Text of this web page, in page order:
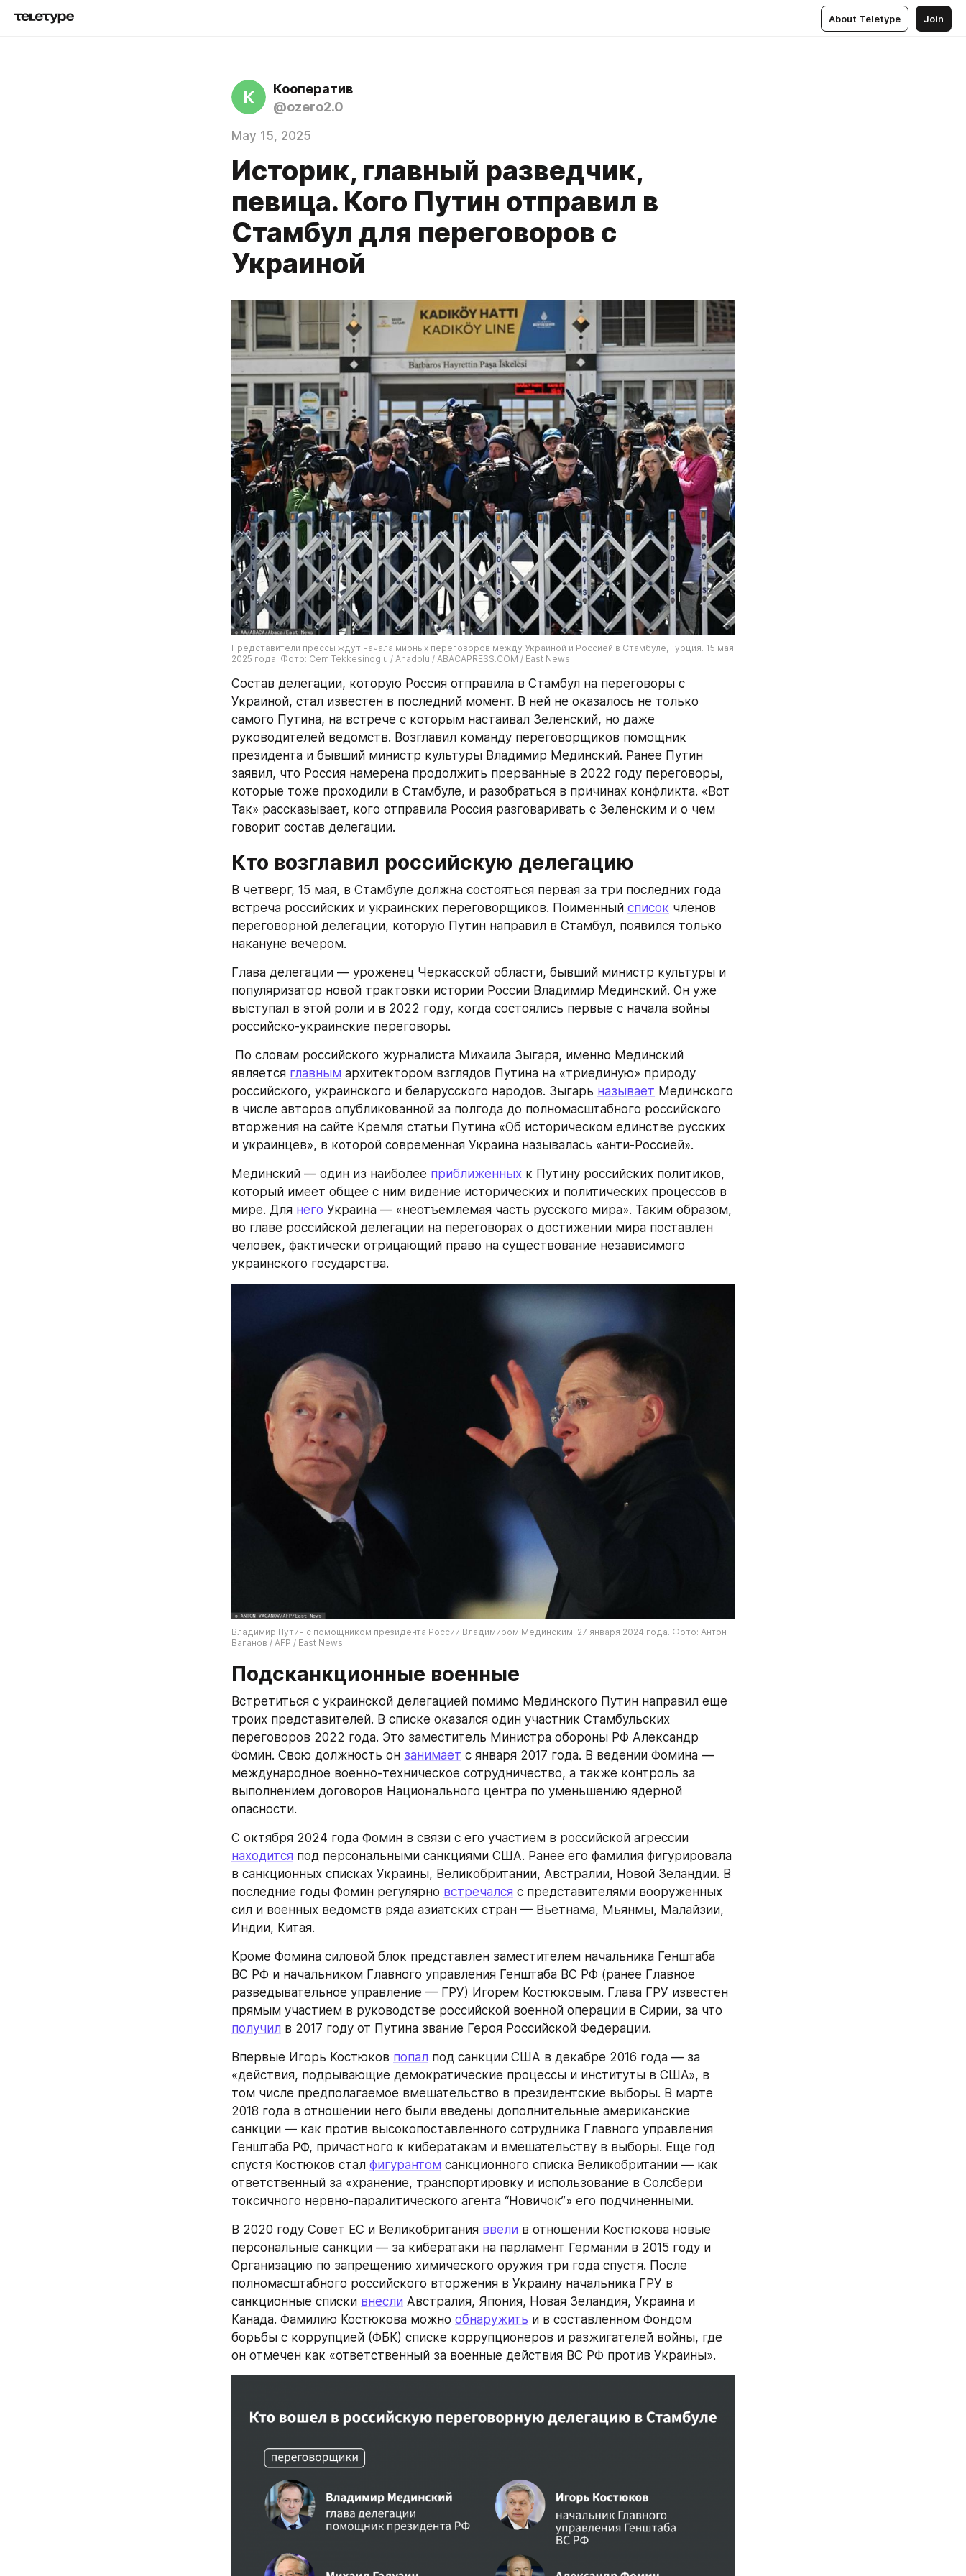
About Teletype Join
К
Кооператив
@ozero2.0
May 15, 2025
Историк, главный разведчик,
певица. Кого Путин отправил в
Стамбул для переговоров с
Украиной
Представители прессы ждут начала мирных переговоров между Украиной и Россией в Стамбуле, Турция. 15 мая
2025 года. Фото: Cem Tekkesinoglu / Anadolu / ABACAPRESS.COM / East News
Состав делегации, которую Россия отправила в Стамбул на переговоры с
Украиной, стал известен в последний момент. В ней не оказалось не только
самого Путина, на встрече с которым настаивал Зеленский, но даже
руководителей ведомств. Возглавил команду переговорщиков помощник
президента и бывший министр культуры Владимир Мединский. Ранее Путин
заявил, что Россия намерена продолжить прерванные в 2022 году переговоры,
которые тоже проходили в Стамбуле, и разобраться в причинах конфликта. «Вот
Так» рассказывает, кого отправила Россия разговаривать с Зеленским и о чем
говорит состав делегации.
Кто возглавил российскую делегацию
В четверг, 15 мая, в Стамбуле должна состояться первая за три последних года
встреча российских и украинских переговорщиков. Поименный список членов
переговорной делегации, которую Путин направил в Стамбул, появился только
накануне вечером.
Глава делегации — уроженец Черкасской области, бывший министр культуры и
популяризатор новой трактовки истории России Владимир Мединский. Он уже
выступал в этой роли и в 2022 году, когда состоялись первые с начала войны
российско-украинские переговоры.
является главным архитектором взглядов Путина на «триединую» природу
российского, украинского и беларусского народов. Зыгарь называет Мединского
в числе авторов опубликованной за полгода до полномасштабного российского
вторжения на сайте Кремля статьи Путина «Об историческом единстве русских
и украинцев», в которой современная Украина называлась «анти-Россией».
Мединский — один из наиболее приближенных к Путину российских политиков,
который имеет общее с ним видение исторических и политических процессов в
мире. Для него Украина — «неотъемлемая часть русского мира». Таким образом,
во главе российской делегации на переговорах о достижении мира поставлен
человек, фактически отрицающий право на существование независимого
украинского государства.
Владимир Путин с помощником президента России Владимиром Мединским. 27 января 2024 года. Фото: Антон
Ваганов / AFP / East News
Подсканкционные военные
Встретиться с украинской делегацией помимо Мединского Путин направил еще
троих представителей. В списке оказался один участник Стамбульских
переговоров 2022 года. Это заместитель Министра обороны РФ Александр
Фомин. Свою должность он занимает с января 2017 года. В ведении Фомина —
международное военно-техническое сотрудничество, а также контроль за
выполнением договоров Национального центра по уменьшению ядерной
опасности.
находится под персональными санкциями США. Ранее его фамилия фигурировала
в санкционных списках Украины, Великобритании, Австралии, Новой Зеландии. В
последние годы Фомин регулярно встречался с представителями вооруженных
сил и военных ведомств ряда азиатских стран — Вьетнама, Мьянмы, Малайзии,
Индии, Китая.
Кроме Фомина силовой блок представлен заместителем начальника Генштаба
ВС РФ и начальником Главного управления Генштаба ВС РФ (ранее Главное
разведывательное управление — ГРУ) Игорем Костюковым. Глава ГРУ известен
получил в 2017 году от Путина звание Героя Российской Федерации.
Впервые Игорь Костюков попал под санкции США в декабре 2016 года — за
«действия, подрывающие демократические процессы и институты в США», в
том числе предполагаемое вмешательство в президентские выборы. В марте
2018 года в отношении него были введены дополнительные американские
санкции — как против высокопоставленного сотрудника Главного управления
Генштаба РФ, причастного к кибератакам и вмешательству в выборы. Еще год
спустя Костюков стал фигурантом санкционного списка Великобритании — как
ответственный за «хранение, транспортировку и использование в Солсбери
токсичного нервно-паралитического агента “Новичок”» его подчиненными.
В 2020 году Совет ЕС и Великобритания ввели в отношении Костюкова новые
персональные санкции — за кибератаки на парламент Германии в 2015 году и
Организацию по запрещению химического оружия три года спустя. После
полномасштабного российского вторжения в Украину начальника ГРУ в
санкционные списки внесли Австралия, Япония, Новая Зеландия, Украина и
Канада. Фамилию Костюкова можно обнаружить и в составленном Фондом
борьбы с коррупцией (ФБК) списке коррупционеров и разжигателей войны, где
он отмечен как «ответственный за военные действия ВС РФ против Украины».